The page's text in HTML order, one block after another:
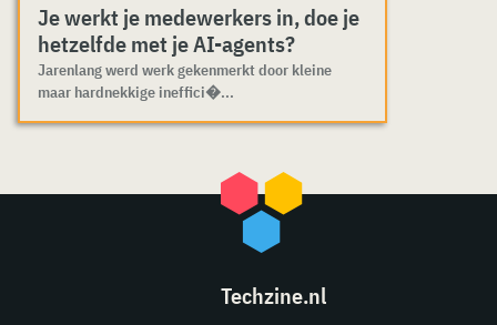
Je werkt je medewerkers in, doe je
hetzelfde met je AI-agents?
Jarenlang werd werk gekenmerkt door kleine
maar hardnekkige ineffici�...
Techzine.nl